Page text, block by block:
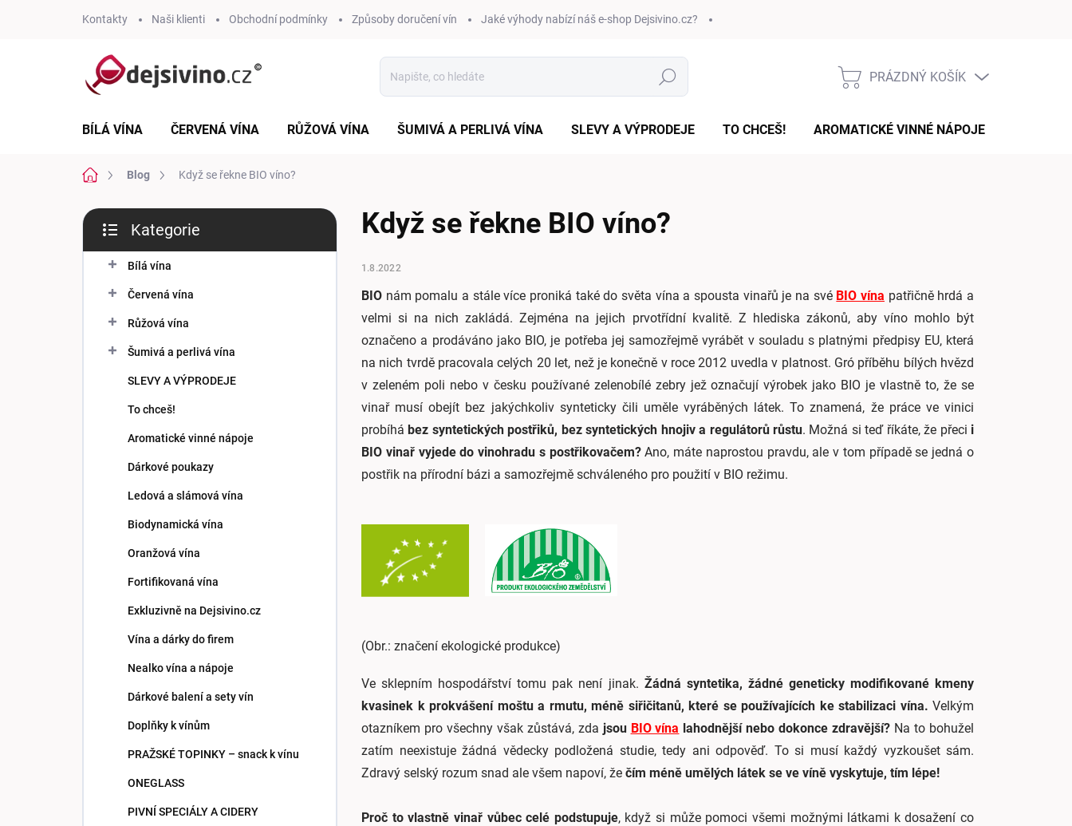
Kontakty Naši klienti Obchodní podmínky Způsoby doručení vín Jaké výhody nabízí náš e-shop Dejsivino.cz?
Hledat
NÁKUPNÍ
PRÁZDNÝ KOŠÍK
BÍLÁ VÍNA ČERVENÁ VÍNA RŮŽOVÁ VÍNA ŠUMIVÁ A PERLIVÁ VÍNA SLEVY A VÝPRODEJE TO CHCEŠ! AROMATICKÉ VINNÉ NÁPOJE
Domů Blog Když se řekne BIO víno?
P
s
kategorie
Kategorie
Bílá vína
Červená vína
Růžová vína
Šumivá a perlivá vína
SLEVY A VÝPRODEJE
To chceš!
Aromatické vinné nápoje
Dárkové poukazy
Ledová a slámová vína
Biodynamická vína
Oranžová vína
Fortifikovaná vína
Exkluzivně na Dejsivino.cz
Vína a dárky do firem
Nealko vína a nápoje
Dárkové balení a sety vín
Doplňky k vínům
PRAŽSKÉ TOPINKY – snack k vínu
ONEGLASS
PIVNÍ SPECIÁLY A CIDERY
Když se řekne BIO víno?
1.8.2022
BIO nám pomalu a stále více proniká také do světa vína a spousta vinařů je na své BIO vína patřičně hrdá a
velmi si na nich zakládá. Zejména na jejich prvotřídní kvalitě. Z hlediska zákonů, aby víno mohlo být
označeno a prodáváno jako BIO, je potřeba jej samozřejmě vyrábět v souladu s platnými předpisy EU, která
na nich tvrdě pracovala celých 20 let, než je konečně v roce 2012 uvedla v platnost. Gró příběhu bílých hvězd
v zeleném poli nebo v česku používané zelenobílé zebry jež označují výrobek jako BIO je vlastně to, že se
vinař musí obejít bez jakýchkoliv synteticky čili uměle vyráběných látek. To znamená, že práce ve vinici
probíhá bez syntetických postřiků, bez syntetických hnojiv a regulátorů růstu. Možná si teď říkáte, že přeci i
BIO vinař vyjede do vinohradu s postřikovačem? Ano, máte naprostou pravdu, ale v tom případě se jedná o
postřik na přírodní bázi a samozřejmě schváleného pro použití v BIO režimu.
(Obr.: značení ekologické produkce)
Ve sklepním hospodářství tomu pak není jinak. Žádná syntetika, žádné geneticky modifikované kmeny
kvasinek k prokvášení moštu a rmutu, méně siřičitanů, které se používajících ke stabilizaci vína. Velkým
otazníkem pro všechny však zůstává, zda jsou BIO vína lahodnější nebo dokonce zdravější? Na to bohužel
zatím neexistuje žádná vědecky podložená studie, tedy ani odpověď. To si musí každý vyzkoušet sám.
Zdravý selský rozum snad ale všem napoví, že čím méně umělých látek se ve víně vyskytuje, tím lépe!
Proč to vlastně vinař vůbec celé podstupuje, když si může pomoci všemi možnými látkami k dosažení co